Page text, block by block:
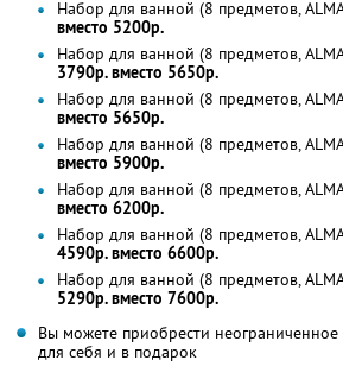
Набор для ванной (8 предметов,
вместо 5200р.
Набор для ванной (8 предметов,
3790р. вместо 5650р.
Набор для ванной (8 предметов,
вместо 5650р.
Набор для ванной (8 предметов,
вместо 5900р.
Набор для ванной (8 предметов,
вместо 6200р.
Набор для ванной (8 предметов,
4590р. вместо 6600р.
Набор для ванной (8 предметов,
5290р. вместо 7600р.
Вы можете приобрести неограниченное
для себя и в подарок